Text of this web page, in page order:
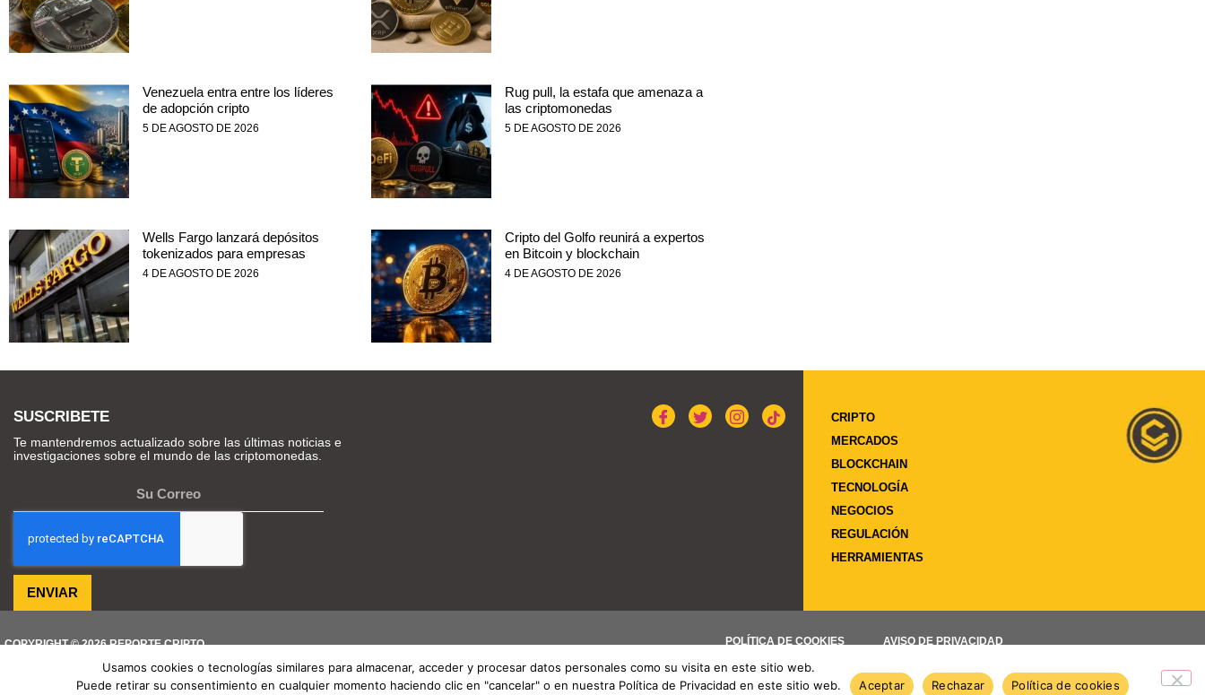
Venezuela entra entre los líderes
de adopción cripto
5 DE AGOSTO DE 2026
Rug pull, la estafa que amenaza a
las criptomonedas
5 DE AGOSTO DE 2026
Wells Fargo lanzará depósitos
tokenizados para empresas
4 DE AGOSTO DE 2026
Cripto del Golfo reunirá a expertos
en Bitcoin y blockchain
4 DE AGOSTO DE 2026
SUSCRIBETE
Te mantendremos actualizado sobre las últimas noticias e
investigaciones sobre el mundo de las criptomonedas.
ENVIAR
CRIPTO
MERCADOS
BLOCKCHAIN
TECNOLOGÍA
NEGOCIOS
REGULACIÓN
HERRAMIENTAS
COPYRIGHT © 2026 REPORTE CRIPTO POLÍTICA DE COOKIES AVISO DE PRIVACIDAD
Usamos cookies o tecnologías similares para almacenar, acceder y procesar datos personales como su visita en este sitio web.
Puede retirar su consentimiento en cualquier momento haciendo clic en "cancelar" o en nuestra Política de Privacidad en este sitio web.
Aceptar Rechazar Política de cookies